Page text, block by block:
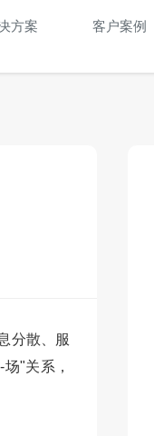
方案 客户案例
分散、服
"关系，